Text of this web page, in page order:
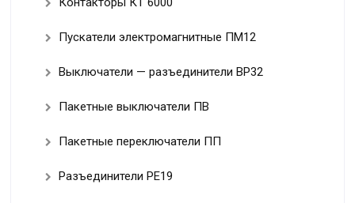
Пускатели электромагнитные ПМ12
Выключатели — разъединители ВР32
Пакетные выключатели ПВ
Пакетные переключатели ПП
Разъединители РЕ19